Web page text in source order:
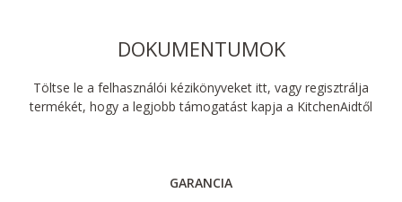
DOKUMENTUMOK
Töltse le a felhasználói kézikönyveket itt, vagy regisztrálja
termékét, hogy a legjobb támogatást kapja a KitchenAidtől
GARANCIA